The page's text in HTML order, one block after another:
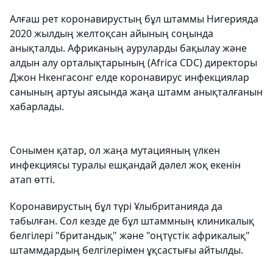
Алғаш рет коронавирустың бұл штаммы Нигерияда
2020 жылдың желтоқсан айының соңында
анықталды. Африканың ауруларды бақылау және
алдын алу орталықтарының (Africa CDC) директоры
Джон Нкенгасонг елде коронавирус инфекциялар
санының артуы аясында жаңа штамм анықталғанын
хабарлады.
Сонымен қатар, ол жаңа мутацияның үлкен
инфекциясы туралы ешқандай дәлел жоқ екенін
атап өтті.
Коронавирустың бұл түрі Ұлыбританияда да
табылған. Сол кезде де бұл штаммның клиникалық
белгілері "британдық" және "оңтүстік африкалық"
штаммдардың белгілерімен ұқсастығы айтылды.